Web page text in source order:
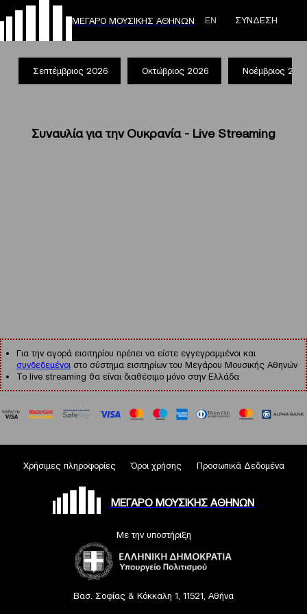
ΜΕΓΑΡΟ ΜΟΥΣΙΚΗΣ ΑΘΗΝΩΝ ΕΝ ΣΥΝΔΕΣΗ
Σεπτέμβριος 2026 Οκτώβριος 2026 Νοέμβριος
Συναυλία για την Ουκρανία - Live Streaming
Για την αγορά εισιτηρίου πρέπει να είστε εγγεγραμμένοι και
συνδεδεμένοι στο σύστημα εισιτηρίων του Μεγάρου Μουσικής Αθηνών
Το live streaming θα είναι διαθέσιμο μόνο στην Ελλάδα
Χρήσιμες πληροφορίες Όροι χρήσης Προσωπικά Δεδομένα
ΜΕΓΑΡΟ ΜΟΥΣΙΚΗΣ ΑΘΗΝΩΝ
Με την υποστήριξη
Βασ. Σοφίας & Κόκκαλη 1, 11521, Αθήνα